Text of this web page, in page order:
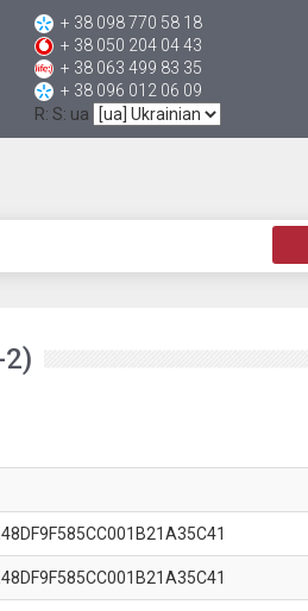
+ 38 098 770 58 18
+ 38 050 204 04 43
+ 38 063 499 83 35
+ 38 096 012 06 09
R: S: ua